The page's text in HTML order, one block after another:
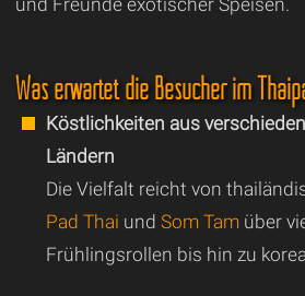
Was erwartet die Besucher im
Köstlichkeiten aus
Ländern
Die Vielfalt reicht von
Pad Thai und Som Tamüber
Frühlingsrollen bis hin zu